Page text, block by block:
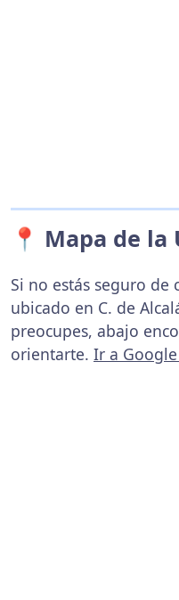
📍 Mapa de la
Si no estás seguro
ubicado en C. de
preocupes, abajo
orientarte. Ir a